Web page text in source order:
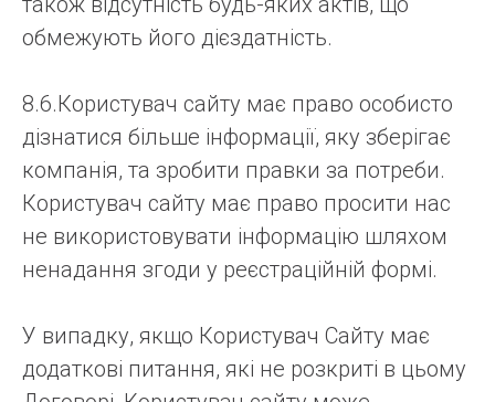
обмежують його дієздатність.
8.6.Користувач сайту має право особисто
дізнатися більше інформації, яку зберігає
компанія, та зробити правки за потреби.
Користувач сайту має право просити нас
не використовувати інформацію шляхом
ненадання згоди у реєстраційній формі.
У випадку, якщо Користувач Сайту має
додаткові питання, які не розкриті в цьому